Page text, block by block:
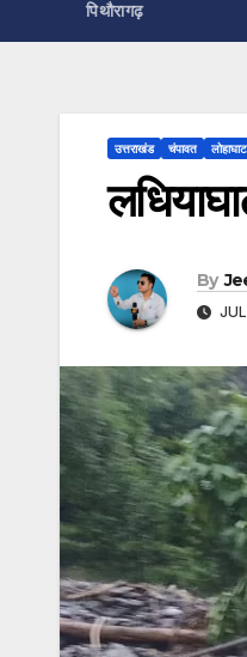
पिथौरागढ़
उत्तराखंड चंपावत लोहाघाट
By